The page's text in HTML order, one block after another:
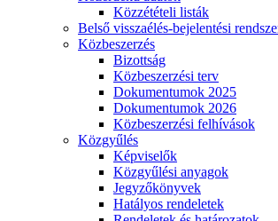
Közzétételi listák
Belső visszaélés-bejelentési
Közbeszerzés
Bizottság
Közbeszerzési terv
Dokumentumok 2025
Dokumentumok 2026
Közbeszerzési felhívások
Közgyűlés
Képviselők
Közgyűlési anyagok
Jegyzőkönyvek
Hatályos rendeletek